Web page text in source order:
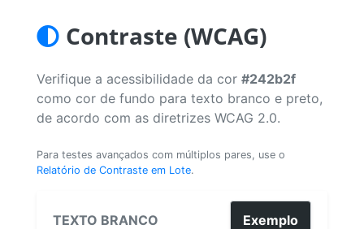
Contraste (WCAG)
Verifique a acessibilidade da cor #242b2f
como cor de fundo para texto branco e preto,
de acordo com as diretrizes WCAG 2.0.
Para testes avançados com múltiplos pares, use o
Relatório de Contraste em Lote.
TEXTO BRANCO Exemplo